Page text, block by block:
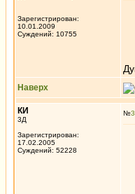
Зарегистрирован:
10.01.2009
Суждений: 10755
Наверх
КИ
3Д
Зарегистрирован:
17.02.2005
Суждений: 52228
№